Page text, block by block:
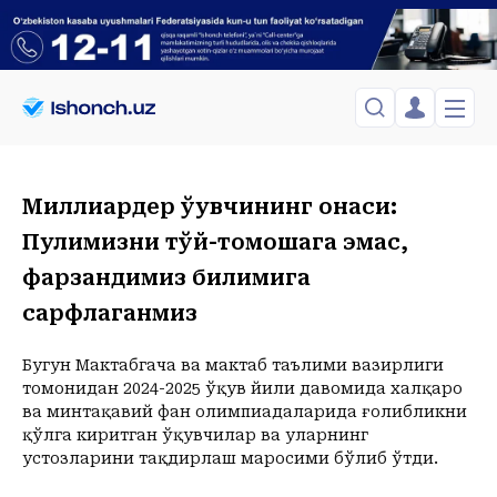
Сиёсат
Спорт
Жамият
Иқтисод
ТАҲЛИЛ
ХОРИЖ
Иқтисод
Сиёсат
МЕҲНАТ ҲУҚУҚИ
ҲОДИСА
Telefon raqamingizni kiritng
Tasdiqlash kodini SMS orqali yuboramiz
Менинг саҳифам
Менинг жавоним
Сақланганлар
Chiqish
Toshkent Shahar
Shanba, 08-August
+37
Hozir
+37C
16:00
+36C
17:00
+36 C
18:00
+35 C
19:00
+34C
20:00
+31C
21:00
+30 C
22:00
+27C
23:00
+26C
Миллиардер ўқувчининг онаси:
Пулимизни тўй-томошага эмас,
фарзандимиз билимига
сарфлаганмиз
Бугун Мактабгача ва мактаб таълими вазирлиги
томонидан 2024-2025 ўқув йили давомида халқаро
ва минтақавий фан олимпиадаларида ғолибликни
қўлга киритган ўқувчилар ва уларнинг
устозларини тақдирлаш маросими бўлиб ўтди.